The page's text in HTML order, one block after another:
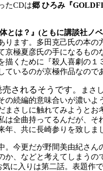
たCDは郷 ひろみ『
とは？』(ともに講談社ノ
ります。多田克己氏の本
極夏彦氏の手になるも
くために『殺人喜劇の
いるのが京極作品なので
売されるそうです。
まさ
続編的意味合いが濃い
さしに触れてみようと
全曲持ってるんだが、
、共に長崎参りを致しま
今更だが野間美由紀さん
、などと考えてしまう
に入りは第二話。表題作